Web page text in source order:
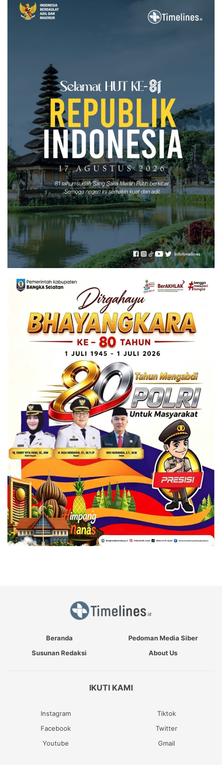
Beranda
Pedoman Media Siber
Susunan Redaksi
About Us
IKUTI KAMI
Instagram
Tiktok
Facebook
Twitter
Youtube
Gmail